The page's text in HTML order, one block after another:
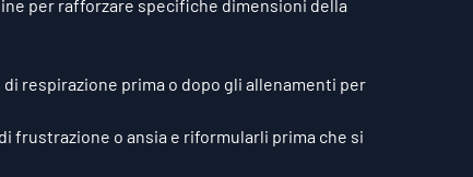
per rafforzare specifiche dimensioni della
respirazione prima o dopo gli allenamenti per
frustrazione o ansia e riformularli prima che si